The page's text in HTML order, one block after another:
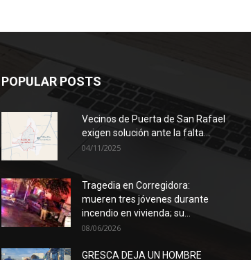
POPULAR POSTS
Vecinos de Puerta de San Rafael
exigen solución ante la falta...
04/11/2025
Tragedia en Corregidora:
mueren tres jóvenes durante
incendio en vivienda; su...
08/06/2026
GRESCA DEJA UN HOMBRE